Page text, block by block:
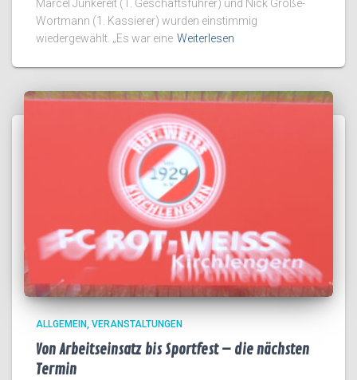
Marcel Junkereit (1. Geschäftsführer) und Nick Große-
Wortmann (1. Kassierer) wurden einstimmig
wiedergewählt. „Es war eine Weiterlesen
ALLGEMEIN VERANSTALTUNGEN
Von Arbeitseinsatz bis Sportfest – die nächsten
Termin